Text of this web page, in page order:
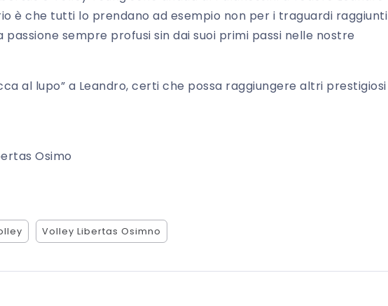
è che tutti lo prendano ad esempio non per i traguardi raggiunti
passione sempre profusi sin dai suoi primi passi nelle nostre
al lupo” a Leandro, certi che possa raggiungere altri prestigiosi
Osimo
Volley Libertas Osimno